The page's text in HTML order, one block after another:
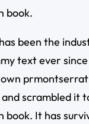
book.
been the
text ever
scrambled it
book. It has